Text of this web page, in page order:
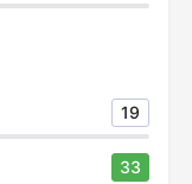
19
33